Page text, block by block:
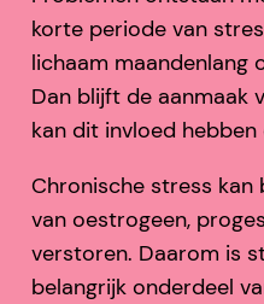
korte periode van
lichaam maandenlang
Dan blijft de aanmaak
kan dit invloed
Chronische stress kan
van oestrogeen,
verstoren. Daarom is
belangrijk onderdeel